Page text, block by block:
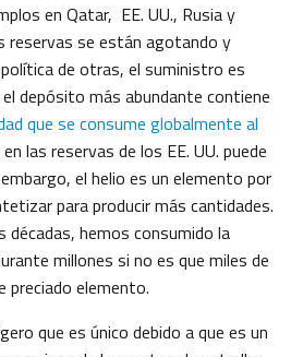
en Qatar, EE. UU., Rusia y
reservas se están agotando y
de otras, el suministro es
depósito más abundante contiene
que se consume globalmente al
las reservas de los EE. UU. puede
el helio es un elemento por
para producir más cantidades.
décadas, hemos consumido la
millones si no es que miles de
preciado elemento.
que es único debido a que es un